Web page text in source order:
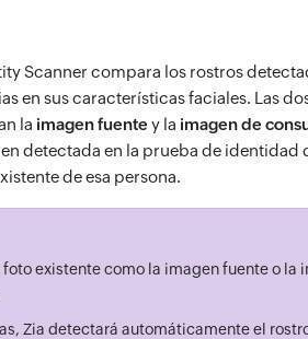
Scanner compara los rostros
en sus características faciales. Las
la imagen fuente y la imagen de
detectada en la prueba de identidad
de esa persona.
existente como la imagen fuente o la
Zia detectará automáticamente el